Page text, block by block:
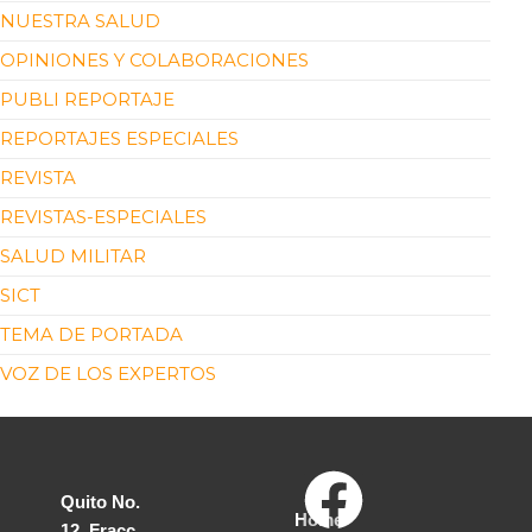
NUESTRA SALUD
OPINIONES Y COLABORACIONES
PUBLI REPORTAJE
REPORTAJES ESPECIALES
REVISTA
REVISTAS-ESPECIALES
SALUD MILITAR
SICT
TEMA DE PORTADA
VOZ DE LOS EXPERTOS
Quito No.
Home